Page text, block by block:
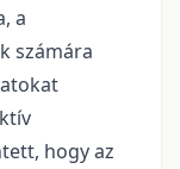
a
számára
hogy az